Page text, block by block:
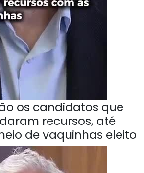
os candidatos que
recursos, até
de vaquinhas eleito